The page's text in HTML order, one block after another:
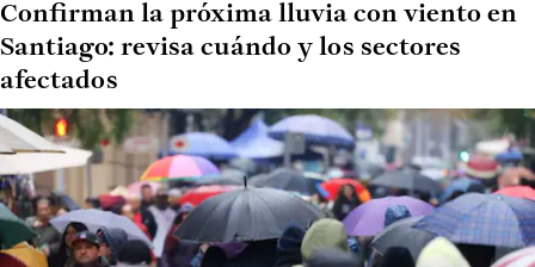
Confirman la próxima lluvia con viento en
Santiago: revisa cuándo y los sectores
afectados